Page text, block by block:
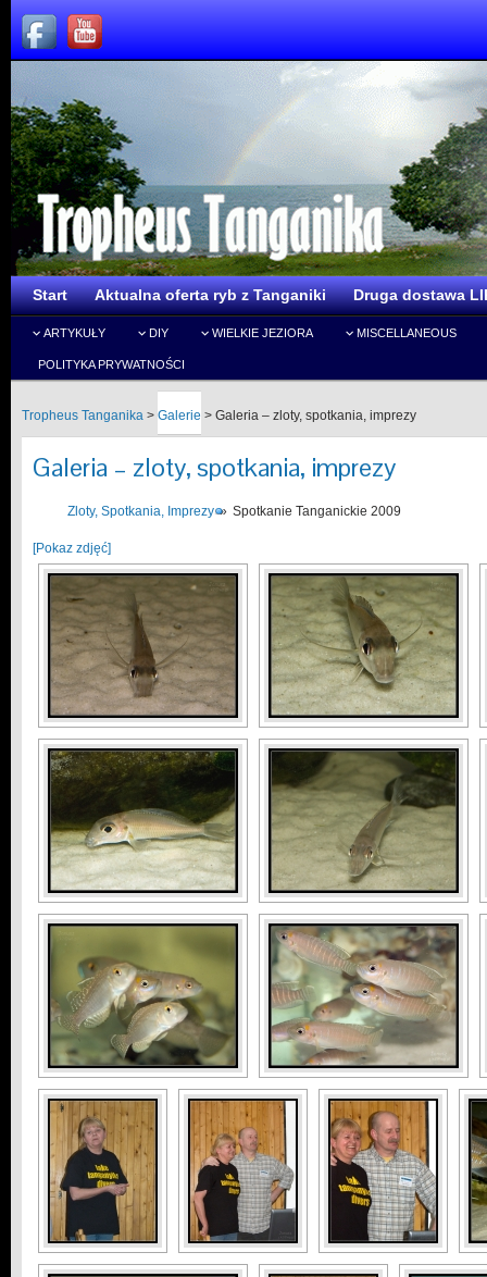
Start Aktualna oferta ryb z Tanganiki Druga dostawa
ARTYKUŁY DIY WIELKIE JEZIORA MISCELLANEOUS
POLITYKA PRYWATNOŚCI
Tropheus Tanganika > Galerie > Galeria – zloty, spotkania, imprezy
Galeria – zloty, spotkania, imprezy
Zloty, Spotkania, Imprezy » Spotkanie Tanganickie 2009
[Pokaz zdjęć]